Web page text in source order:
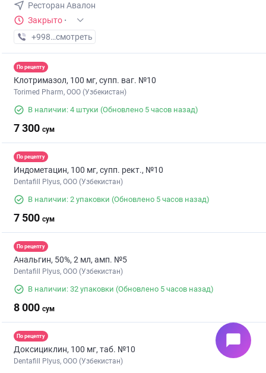
Ресторан Авалон
Закрыто ·
+998 (55) XXX-XX-XX
смотреть
По рецепту
Клотримазол, 100 мг, супп. ваг. №10
Torimed Pharm, OOO (Узбекистан)
В наличии: 4 штуки (Обновлено 5 часов назад)
7 300 сум
По рецепту
Индометацин, 100 мг, супп. рект., №10
Dentafill Plyus, ООО (Узбекистан)
В наличии: 2 упаковки (Обновлено 5 часов назад)
7 500 сум
По рецепту
Анальгин, 50%, 2 мл, амп. №5
Dentafill Plyus, ООО (Узбекистан)
В наличии: 32 упаковки (Обновлено 5 часов назад)
8 000 сум
По рецепту
Доксициклин, 100 мг, таб. №10
Dentafill Plyus, ООО (Узбекистан)
chat_bubble